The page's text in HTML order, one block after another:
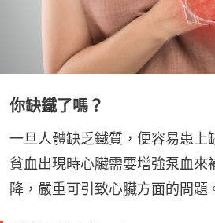
你缺鐵了嗎？
一旦人體缺乏鐵質，便容易患上
貧血出現時心臟需要增強泵血來
降，嚴重可引致心臟方面的問題